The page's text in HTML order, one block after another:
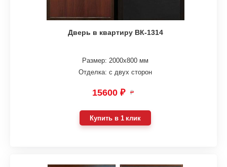
Дверь в квартиру ВК-1314
Размер: 2000х800 мм
Отделка: с двух сторон
15600 ₽ ₽
Купить в 1 клик